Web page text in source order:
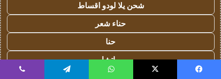
شحن يلا لودو اقساط
حناء شعر
حنا
ماتشا